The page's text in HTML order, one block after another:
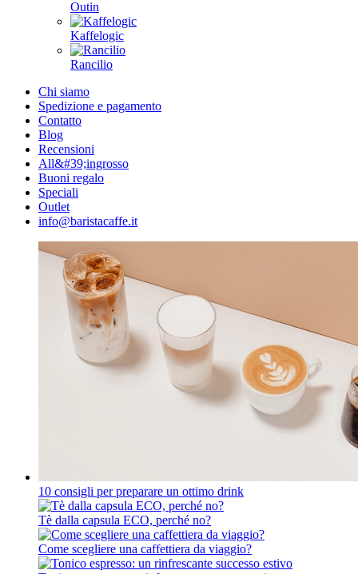
Outin
Kaffelogic
Rancilio
Chi siamo
Spedizione e pagamento
Contatto
Blog
Recensioni
All&#39;ingrosso
Buoni regalo
Speciali
Outlet
info@baristacaffe.it
10 consigli per preparare un ottimo drink
Tè dalla capsula ECO, perché no?
Come scegliere una caffettiera da viaggio?